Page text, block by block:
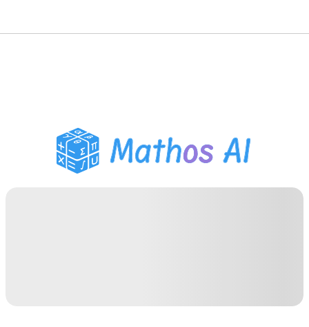
PDF Läxhjälp
Studieverktyg